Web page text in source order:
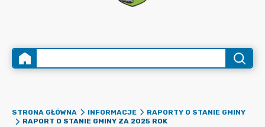
STRONA GŁÓWNA INFORMACJE
RAPORTY O STANIE GMINY
RAPORT O STANIE GMINY ZA 2025 ROK